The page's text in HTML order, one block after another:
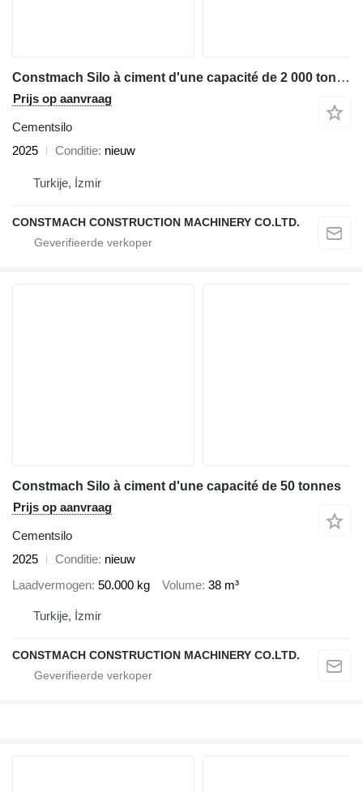
Constmach Silo à ciment d'une capacité de 2 000 tonnes
Prijs op aanvraag
Cementsilo
2025
Conditie nieuw
Turkije, İzmir
CONSTMACH CONSTRUCTION MACHINERY CO.LTD.
Constmach Silo à ciment d'une capacité de 50 tonnes
Prijs op aanvraag
Cementsilo
2025
Conditie nieuw
Laadvermogen 50.000 kg Volume 38 m³
Turkije, İzmir
CONSTMACH CONSTRUCTION MACHINERY CO.LTD.